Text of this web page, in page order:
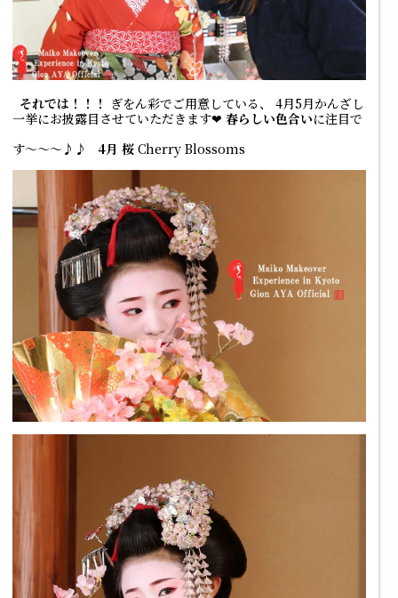
それでは！！！ ぎをん彩でご用意している、 4月5月かんざし
一挙にお披露目させていただきます❤ 春らしい色合いに注目で
す～～～♪♪ 4月 桜 Cherry Blossoms